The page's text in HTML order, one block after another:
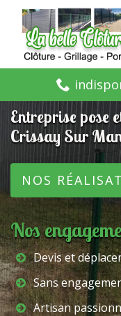
Entreprise pose
Crissay Sur
NOS
Nos
Devis et
Sans
Artisan